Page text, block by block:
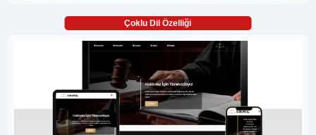
Çoklu Dil Özelliği